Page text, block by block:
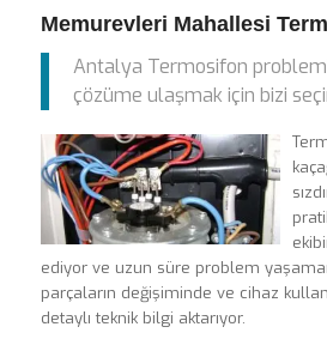
Memurevleri Mahallesi
Antalya Termosifon
çözüme ulaşmak için bizi
ediyor ve uzun süre problem
parçaların değişiminde ve cihaz
detaylı teknik bilgi aktarıyor.